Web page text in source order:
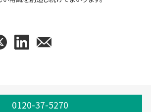
0120-37-5270